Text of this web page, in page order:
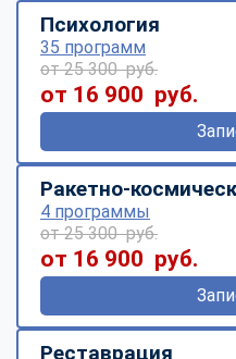
Психология
35 программ
от 25 300 руб.
от 16 900 руб.
Ракетно-
4 программы
от 25 300 руб.
от 16 900 руб.
Реставрация